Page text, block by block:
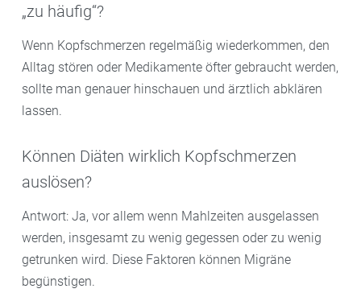
„zu häufig“?
Wenn Kopfschmerzen regelmäßig wiederkommen, den
Alltag stören oder Medikamente öfter gebraucht werden,
sollte man genauer hinschauen und ärztlich abklären
lassen.
Können Diäten wirklich Kopfschmerzen
auslösen?
Antwort: Ja, vor allem wenn Mahlzeiten ausgelassen
werden, insgesamt zu wenig gegessen oder zu wenig
getrunken wird. Diese Faktoren können Migräne
begünstigen.